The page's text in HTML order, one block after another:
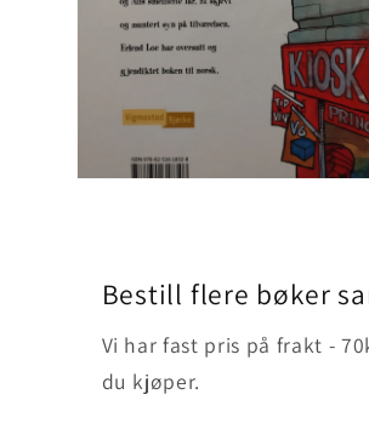
Bestill flere bøker
Vi har fast pris på frakt -
du kjøper.